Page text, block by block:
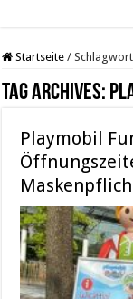
Startseite /
Tag Archives:
Playmobil